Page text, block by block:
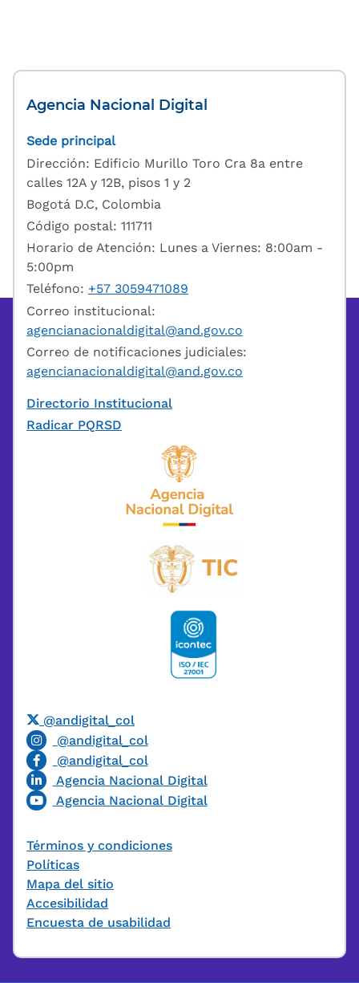
Agencia Nacional Digital
Sede principal
Dirección: Edificio Murillo Toro Cra 8a entre
calles 12A y 12B, pisos 1 y 2
Bogotá D.C, Colombia
Código postal: 111711
Horario de Atención: Lunes a Viernes: 8:00am -
5:00pm
Teléfono: +57 3059471089
Correo institucional:
agencianacionaldigital@and.gov.co
Correo de notificaciones judiciales:
agencianacionaldigital@and.gov.co
Directorio Institucional
Radicar PQRSD
@andigital_col
@andigital_col
@andigital_col
Agencia Nacional Digital
Agencia Nacional Digital
Términos y condiciones
Políticas
Mapa del sitio
Accesibilidad
Encuesta de usabilidad